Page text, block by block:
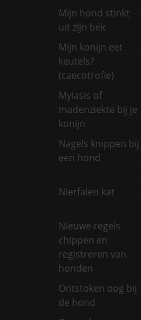
Mijn hond stinkt
uit zijn bek
Mijn konijn eet
keutels?
(caecotrofie)
Myiasis of
madenziekte bij je
konijn
Nagels knippen bij
een hond
Nierfalen kat
Nieuwe regels
chippen en
registreren van
honden
Ontstoken oog bij
de hond